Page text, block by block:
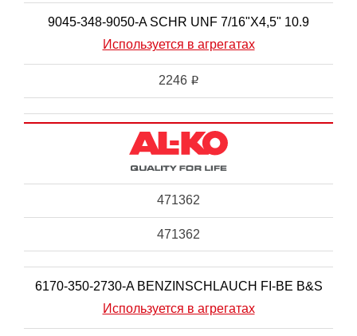
9045-348-9050-A SCHR UNF 7/16"X4,5" 10.9
Используется в агрегатах
2246 i
471362
471362
6170-350-2730-A BENZINSCHLAUCH FI-BE B&S
Используется в агрегатах